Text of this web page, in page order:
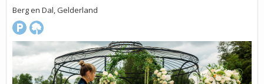
Berg en Dal, Gelderland